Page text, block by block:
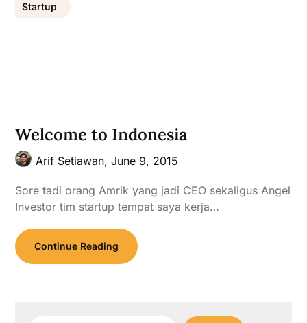
Startup
Welcome to Indonesia
Arif Setiawan,June 9, 2015
Sore tadi orang Amrik yang jadi CEO sekaligus Angel
Investor tim startup tempat saya kerja…
Continue Reading